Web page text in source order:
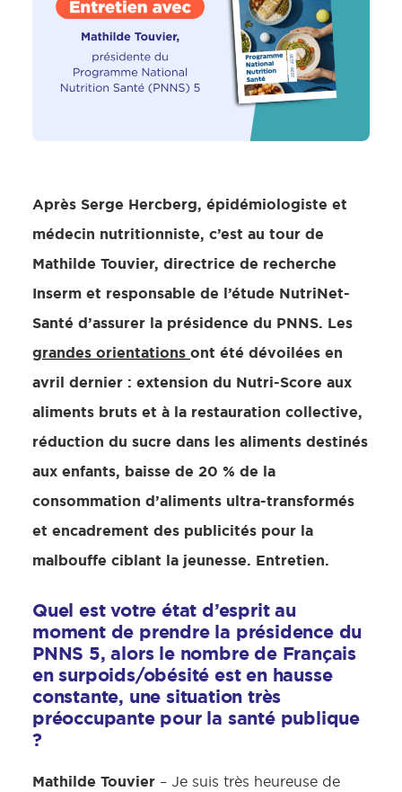
Après Serge Hercberg, épidémiologiste et
médecin nutritionniste, c’est au tour de
Mathilde Touvier, directrice de recherche
Inserm et responsable de l’étude NutriNet-
Santé d’assurer la présidence du PNNS. Les
grandes orientations ont été dévoilées en
avril dernier : extension du Nutri-Score aux
aliments bruts et à la restauration collective,
réduction du sucre dans les aliments destinés
aux enfants, baisse de 20 % de la
consommation d’aliments ultra-transformés
et encadrement des publicités pour la
malbouffe ciblant la jeunesse. Entretien.
Quel est votre état d’esprit au
moment de prendre la présidence du
PNNS 5, alors le nombre de Français
en surpoids/obésité est en hausse
constante, une situation très
préoccupante pour la santé publique
?
Mathilde Touvier – Je suis très heureuse de